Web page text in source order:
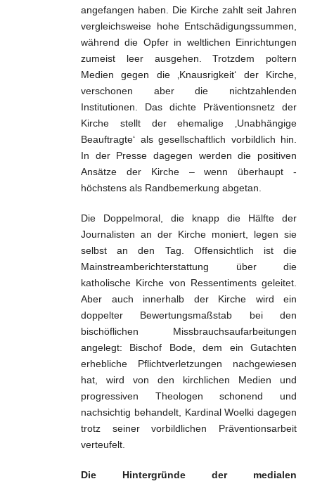
angefangen haben. Die Kirche zahlt seit Jahren
vergleichsweise hohe Entschädigungssummen,
während die Opfer in weltlichen Einrichtungen
zumeist leer ausgehen. Trotzdem poltern
Medien gegen die ‚Knausrigkeit‘ der Kirche,
verschonen aber die nichtzahlenden
Institutionen. Das dichte Präventionsnetz der
Kirche stellt der ehemalige ‚Unabhängige
Beauftragte‘ als gesellschaftlich vorbildlich hin.
In der Presse dagegen werden die positiven
Ansätze der Kirche – wenn überhaupt -
höchstens als Randbemerkung abgetan.
Die Doppelmoral, die knapp die Hälfte der
Journalisten an der Kirche moniert, legen sie
selbst an den Tag. Offensichtlich ist die
Mainstreamberichterstattung über die
katholische Kirche von Ressentiments geleitet.
Aber auch innerhalb der Kirche wird ein
doppelter Bewertungsmaßstab bei den
bischöflichen Missbrauchsaufarbeitungen
angelegt: Bischof Bode, dem ein Gutachten
erhebliche Pflichtverletzungen nachgewiesen
hat, wird von den kirchlichen Medien und
progressiven Theologen schonend und
nachsichtig behandelt, Kardinal Woelki dagegen
trotz seiner vorbildlichen Präventionsarbeit
verteufelt.
Die Hintergründe der medialen